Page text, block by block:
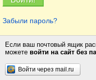
Забыли пароль?
Если ваш почтовый ящик
можете войти на сайт без
Войти через mail.ru